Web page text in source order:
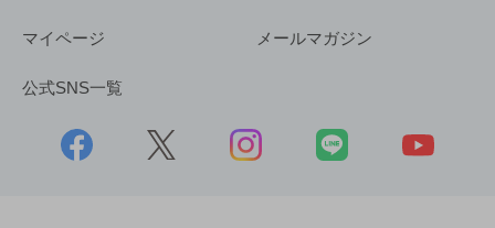
マイページ メールマガジン
公式SNS一覧